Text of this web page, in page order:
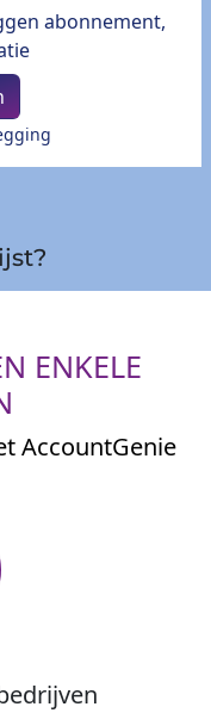
ENKELE
AccountGenie